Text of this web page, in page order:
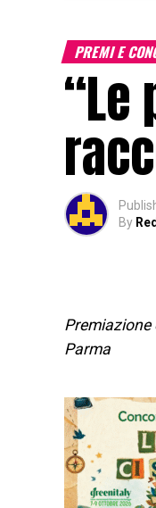
PREMI E
“Le
By
Premiazione
Parma